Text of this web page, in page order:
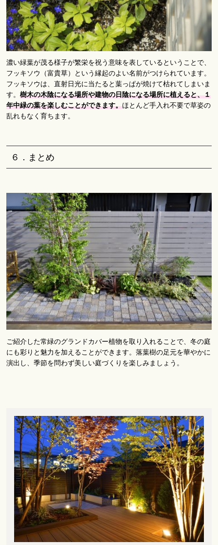
濃い緑葉が茂る様子が繁栄を祝う意味を表しているということで、
フッキソウ（富貴草）という縁起のよい名前がつけられています。
フッキソウは、直射日光に当たると葉っぱが焼けて枯れてしまいま
す。樹木の木陰になる場所や建物の日陰になる場所に植えると、１
年中緑の葉を楽しむことができます。ほとんど手入れ不要で草姿の
乱れもなく育ちます。
６．まとめ
ご紹介した常緑のグランドカバー植物を取り入れることで、冬の庭
にも彩りと魅力を加えることができます。落葉樹の足元を華やかに
演出し、季節を問わず美しい庭づくりを楽しみましょう。